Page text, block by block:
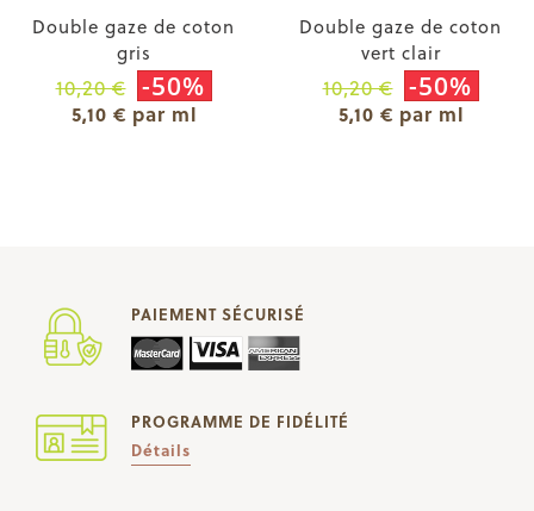
Double gaze de coton
gris
10,20 € -50%
5,10 € par ml
Double gaze de coton
vert clair
10,20 € -50%
5,10 € par ml
PAIEMENT SÉCURISÉ
PROGRAMME DE FIDÉLITÉ
Détails